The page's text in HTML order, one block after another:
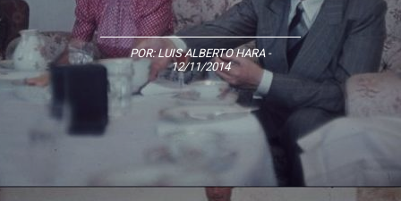
POR:LUIS ALBERTO HARA-
12/11/2014